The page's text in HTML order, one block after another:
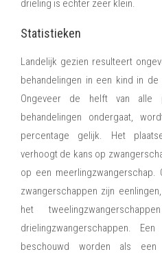
drieling is echter zeer klein.
Statistieken
Landelijk gezien resulteert
behandelingen in een kind in de
Ongeveer de helft van alle
behandelingen ondergaat,
percentage gelijk. Het
verhoogt de kans op
op een meerlingzwangerschap.
zwangerschappen zijn
het
drielingzwangerschappen.
beschouwd worden als